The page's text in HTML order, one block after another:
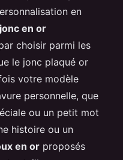
en
jonc en or
choisir parmi les
le jonc plaqué or
votre modèle
personnelle, que
ou un petit mot
histoire ou un
en or proposés